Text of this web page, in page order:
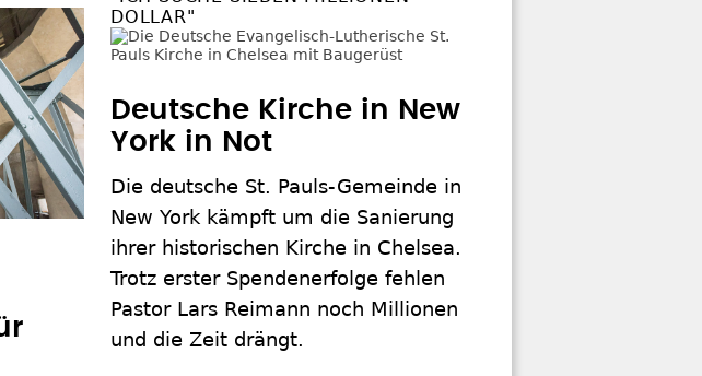
DOLLAR"
Deutsche Kirche in New
York in Not
Die deutsche St. Pauls-Gemeinde in
New York kämpft um die Sanierung
ihrer historischen Kirche in Chelsea.
Trotz erster Spendenerfolge fehlen
Pastor Lars Reimann noch Millionen
und die Zeit drängt.